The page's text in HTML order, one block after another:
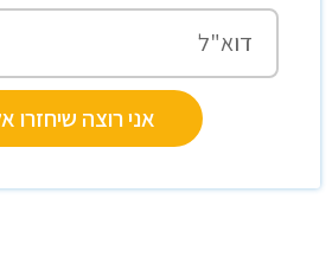
אני רוצה שיחזרו אלי!